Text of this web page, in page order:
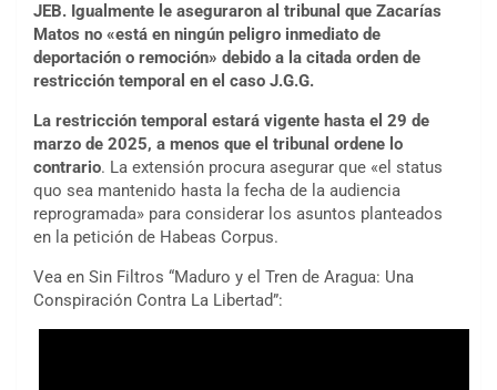
JEB. Igualmente le aseguraron al tribunal que Zacarías
Matos no «está en ningún peligro inmediato de
deportación o remoción» debido a la citada orden de
restricción temporal en el caso J.G.G.
La restricción temporal estará vigente hasta el 29 de
marzo de 2025, a menos que el tribunal ordene lo
contrario. La extensión procura asegurar que «el status
quo sea mantenido hasta la fecha de la audiencia
reprogramada» para considerar los asuntos planteados
en la petición de Habeas Corpus.
Vea en Sin Filtros “Maduro y el Tren de Aragua: Una
Conspiración Contra La Libertad”: